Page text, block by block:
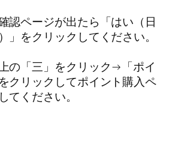
認ページが出たら「はい（日
」をクリックしてください。
の「三」をクリック→「ポイ
クリックしてポイント購入ペ
てください。